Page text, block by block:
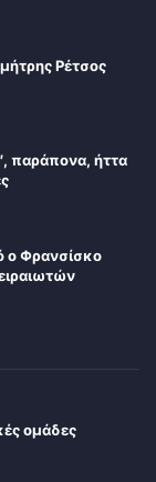
Ρέτσος
παράπονα, ήττα
ο Φρανσίσκο
ομάδες